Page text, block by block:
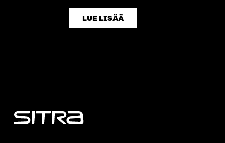
LUE LISÄÄ